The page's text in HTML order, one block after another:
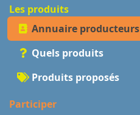
Les produits
Annuaire producteurs
Quels produits
Produits proposés
Participer